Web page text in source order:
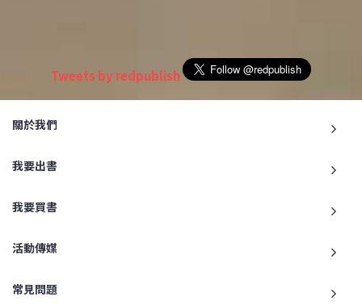
Tweets by redpublish
關於我們
我要出書
我要買書
活動傳媒
常見問題